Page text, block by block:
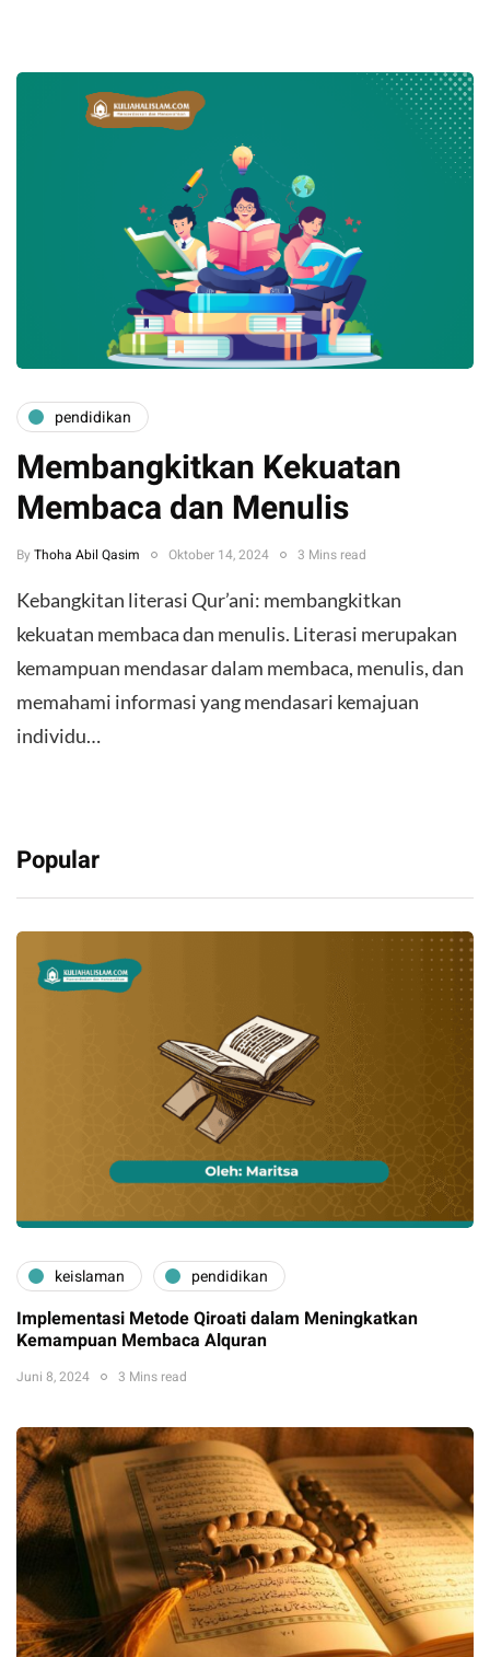
pendidikan
Membangkitkan Kekuatan
Membaca dan Menulis
By Thoha Abil Qasim Oktober 14, 2024 3 Mins read
Kebangkitan literasi Qur’ani: membangkitkan
kekuatan membaca dan menulis. Literasi merupakan
kemampuan mendasar dalam membaca, menulis, dan
memahami informasi yang mendasari kemajuan
individu…
Popular
keislaman pendidikan
Implementasi Metode Qiroati dalam Meningkatkan
Kemampuan Membaca Alquran
Juni 8, 2024 3 Mins read